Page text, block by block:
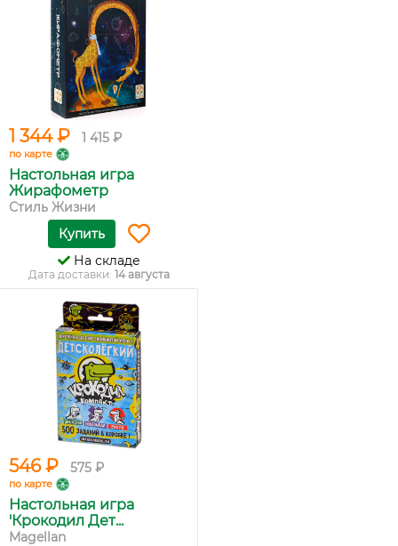
1 344 ₽ 1 415 ₽
по карте
Настольная игра
Жирафометр
Стиль Жизни
Купить
На складе
Дата доставки: 14 августа
546 ₽ 575 ₽
по карте
Настольная игра
'Крокодил Дет...
Magellan